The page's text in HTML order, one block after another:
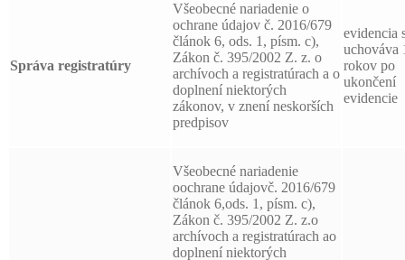
Správa registratúry
Všeobecné nariadenie o
ochrane údajov č. 2016/679
článok 6, ods. 1, písm. c),
Zákon č. 395/2002 Z. z. o
archívoch a registratúrach a o
doplnení niektorých
zákonov, v znení neskorších
predpisov
evidencia
uchováva
rokov po
ukončení
evidencie
Všeobecné nariadenie
oochrane údajovč. 2016/679
článok 6,ods. 1, písm. c),
Zákon č. 395/2002 Z. z.o
archívoch a registratúrach ao
doplnení niektorých